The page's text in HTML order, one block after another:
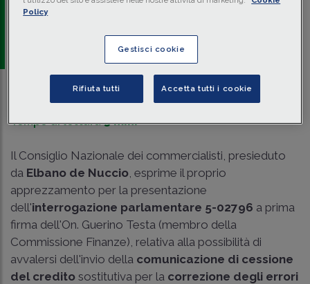
di scontoocessioneil cui termine di presentazione è
scaduto il
Tempo di lettura3 min.
Il Consiglio Nazionale dei commercialisti, presieduto
da Elbano de Nuccio , esprime il proprio
apprezzamento per la presentazione
dell'interrogazione parlamentare 5-02796 a prima
firma dell'On. Guerino Testa (membro della
Commissione Finanze), relativa alla possibilità di
avvalersi dell'invio della comunicazione di cessione
del credito sostitutiva per la correzione degli errori
Policy
Gestisci cookie
Rifiuta tutti Accetta tutti i cookie